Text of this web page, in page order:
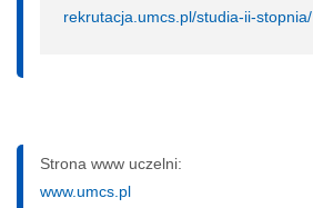
rekrutacja.umcs.pl/studia-ii-stopnia/
Strona www uczelni:
www.umcs.pl